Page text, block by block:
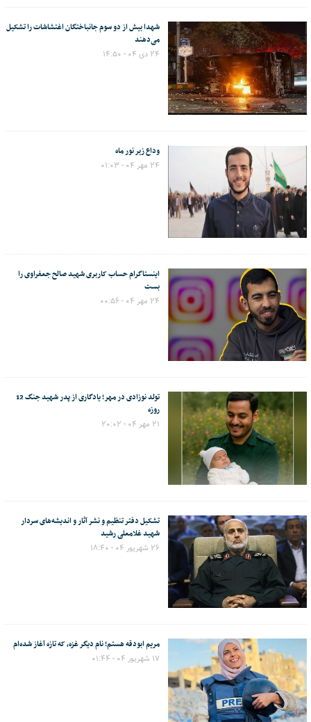
شهدا بیش از دو سوم جانباختگان اغتشاشات را تشکیل
می‌دهند
۲۴ دی ۰۴ - ۱۴:۵۰
وداع زیر نور ماه
۲۴ مهر ۰۴ - ۰۱:۰۳
اینستاگرام حساب کاربری شهید صالح جعفراوی را
بست
۲۴ مهر ۰۴ - ۰۰:۵۶
تولد نوزادی در مهر؛ یادگاری از پدر شهید جنگ 12
روزه
۲۱ مهر ۰۴ - ۲۰:۰۲
تشکیل دفتر تنظیم و نشر آثار و اندیشه‌های سردار
شهید غلامعلی رشید
۲۶ شهریور ۰۴ - ۱۸:۴۰
مریم ابودقه هستم؛ نام دیگر غزه، که تازه آغاز شده‌ام
۱۷ شهریور ۰۴ - ۰۱:۴۴